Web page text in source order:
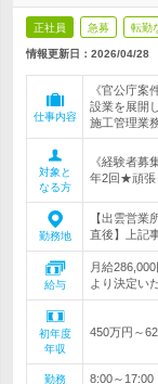
正社員 急募 転勤
情報更新日：2026/04/28
仕事内容
《官公庁案
設業を展開
施工管理業
対象と
なる方
《経験者
年2回★頑張
勤務地
【出雲営
直後】上記
給与
月給
より決定い
初年度
年収
450万円～
勤務 8:00～